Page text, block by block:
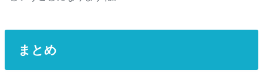
まとめ